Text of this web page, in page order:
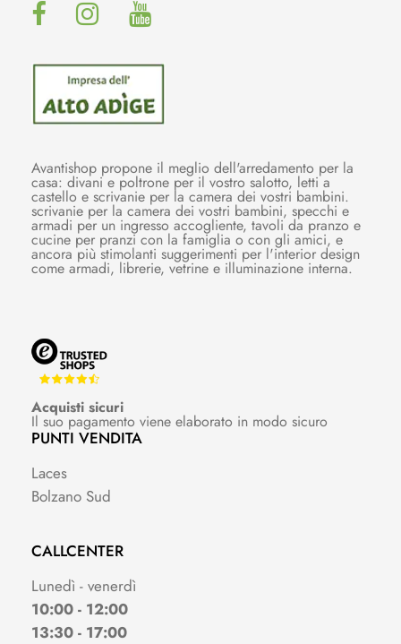
Avantishop propone il meglio dell'arredamento per la
casa: divani e poltrone per il vostro salotto, letti a
castello e scrivanie per la camera dei vostri bambini.
scrivanie per la camera dei vostri bambini, specchi e
armadi per un ingresso accogliente, tavoli da pranzo e
cucine per pranzi con la famiglia o con gli amici, e
ancora più stimolanti suggerimenti per l'interior design
come armadi, librerie, vetrine e illuminazione interna.
Acquisti sicuri
Il suo pagamento viene elaborato in modo sicuro
PUNTI VENDITA
Laces
Bolzano Sud
CALLCENTER
Lunedì - venerdì
10:00 - 12:00
13:30 - 17:00